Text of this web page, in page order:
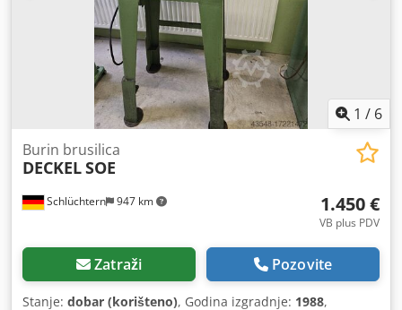
1 / 6
Schlüchtern 947 km
Burin brusilica
DECKELSOE
1.450 €
VB plus PDV
Zatraži Pozovite
Stanje: dobar (korišteno), Godina izgradnje: 1988,